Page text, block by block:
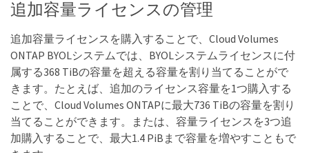
追加容量ライセンスの管理
追加容量ライセンスを購入することで、Cloud Volumes
ONTAP BYOLシステムでは、BYOLシステムライセンスに付
属する368 TiBの容量を超える容量を割り当てることがで
きます。たとえば、追加のライセンス容量を1つ購入する
ことで、Cloud Volumes ONTAPに最大736 TiBの容量を割り
当てることができます。または、容量ライセンスを3つ追
加購入することで、最大1.4 PiBまで容量を増やすこともで